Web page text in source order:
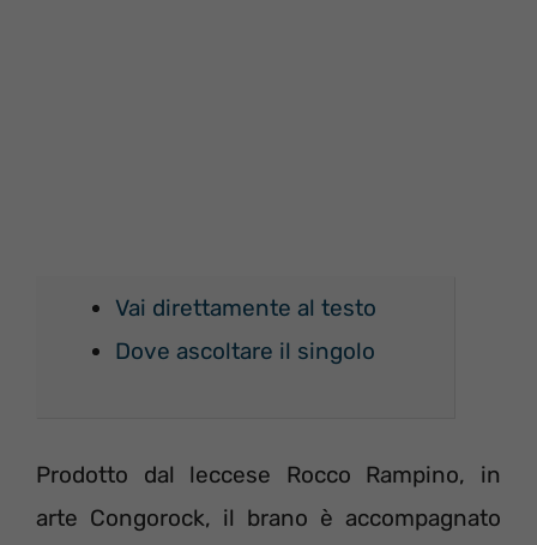
Vai direttamente al testo
Dove ascoltare il singolo
Prodotto dal leccese Rocco Rampino, in
arte Congorock, il brano è accompagnato